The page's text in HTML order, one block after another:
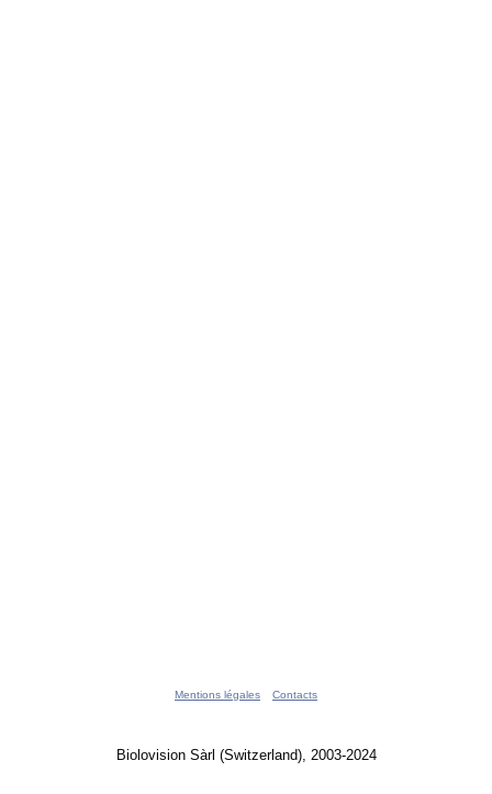
Mentions légales Contacts
Biolovision Sàrl (Switzerland), 2003-2024